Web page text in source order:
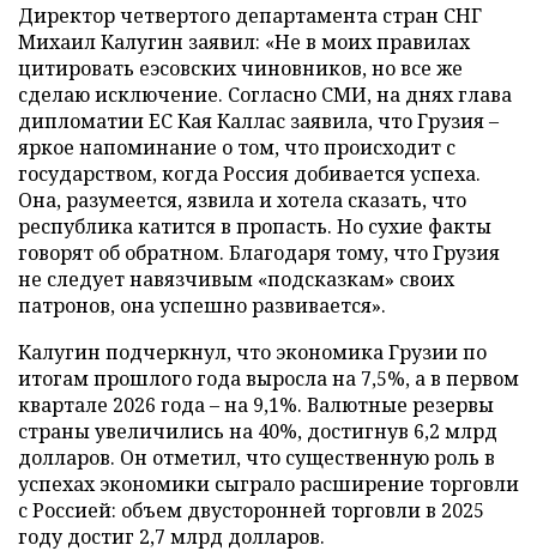
Директор четвертого департамента стран СНГ
Михаил Калугин заявил: «Не в моих правилах
цитировать еэсовских чиновников, но все же
сделаю исключение. Согласно СМИ, на днях глава
дипломатии ЕС Кая Каллас заявила, что Грузия –
яркое напоминание о том, что происходит с
государством, когда Россия добивается успеха.
Она, разумеется, язвила и хотела сказать, что
республика катится в пропасть. Но сухие факты
говорят об обратном. Благодаря тому, что Грузия
не следует навязчивым «подсказкам» своих
патронов, она успешно развивается».
Калугин подчеркнул, что экономика Грузии по
итогам прошлого года выросла на 7,5%, а в первом
квартале 2026 года – на 9,1%. Валютные резервы
страны увеличились на 40%, достигнув 6,2 млрд
долларов. Он отметил, что существенную роль в
успехах экономики сыграло расширение торговли
с Россией: объем двусторонней торговли в 2025
году достиг 2,7 млрд долларов.